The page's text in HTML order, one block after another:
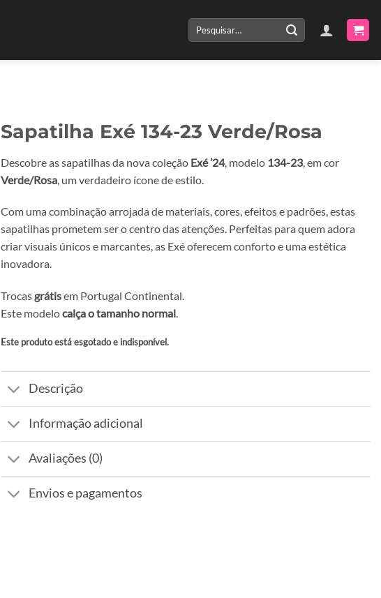
Pesquisar
por:
Sapatilha Exé 134-23 Verde/Rosa
Descobre as sapatilhas da nova coleção Exé ’24, modelo 134-23, em cor
Verde/Rosa , um verdadeiro ícone de estilo.
Com uma combinação arrojada de materiais, cores, efeitos e padrões, estas
sapatilhas prometem ser o centro das atenções. Perfeitas para quem adora
criar visuais únicos e marcantes, as Exé oferecem conforto e uma estética
inovadora.
Trocas grátisem Portugal Continental.
Este modelocalça o tamanho normal.
Este produto está esgotado e indisponível.
Alternative:
Descrição
Informação adicional
Avaliações (0)
Envios e pagamentos